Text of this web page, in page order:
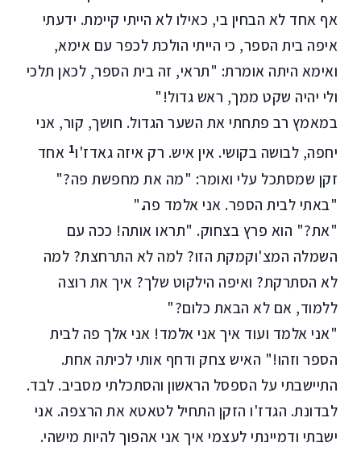
אף אחד לא הבחין בי, כאילו לא הייתי קיימת. ידעתי
איפה בית הספר, כי הייתי הולכת לכפר עם אימא,
ואימא היתה אומרת: "תראי, זה בית הספר, לכאן תלכי
ולי יהיה שקט ממך, ראש גדול!"
במאמץ רב פתחתי את השער הגדול. חושך, קור, אני
יחפה, לבושה בקושי. אין איש. רק איזה גאדז'ו1 אחד
זקן שמסתכל עלי ואומר: "מה את מחפשת פה?"
"באתי לבית הספר. אני אלמד פה."
"את?" הוא פרץ בצחוק. "תראו אותה! ככה עם
השמלה המצ'וקמקת הזו? למה לא התרחצת? למה
לא הסתרקת? ואיפה הילקוט שלך? איך את רוצה
ללמוד, אם לא הבאת כלום?"
"אני אלמד ועוד איך אני אלמד! אני אלך פה לבית
הספר וזהו!" האיש צחק ודחף אותי לכיתה אחת.
התיישבתי על הספסל הראשון והסתכלתי מסביב. לבד.
לבדונת. הגדז'ו הזקן התחיל לטאטא את הרצפה. אני
ישבתי ודמיינתי לעצמי איך אני אהפוך להיות מישהי.